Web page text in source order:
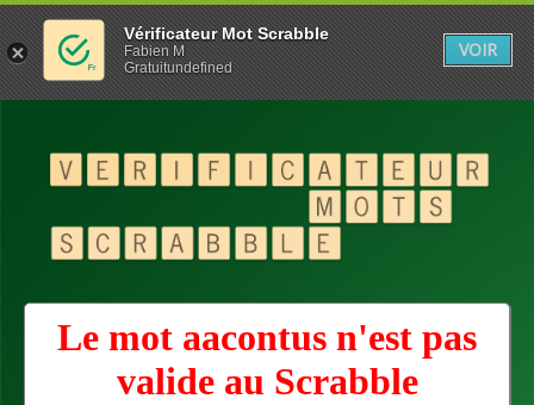
Le mot aacontus n'est pas
valide au Scrabble
Vérificateur Mot Scrabble
Fabien M
Gratuitundefined
VOIR